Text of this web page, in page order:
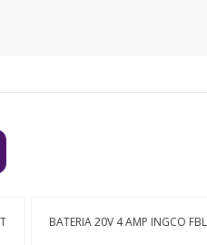
BATERIA 20V 4 AMP INGCO